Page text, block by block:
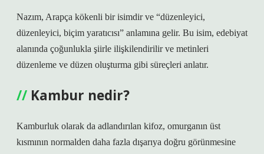
Nazım, Arapça kökenli bir isimdir ve “düzenleyici,
düzenleyici, biçim yaratıcısı” anlamına gelir. Bu isim, edebiyat
alanında çoğunlukla şiirle ilişkilendirilir ve metinleri
düzenleme ve düzen oluşturma gibi süreçleri anlatır.
Kambur nedir?
Kamburluk olarak da adlandırılan kifoz, omurganın üst
kısmının normalden daha fazla dışarıya doğru görünmesine